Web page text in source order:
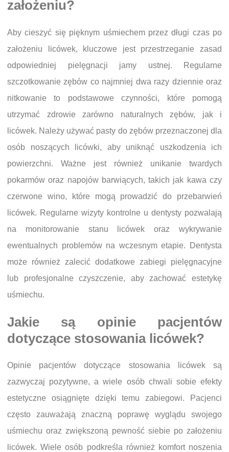
założeniu?
Aby cieszyć się pięknym uśmiechem przez długi czas po
założeniu licówek, kluczowe jest przestrzeganie zasad
odpowiedniej pielęgnacji jamy ustnej. Regularne
szczotkowanie zębów co najmniej dwa razy dziennie oraz
nitkowanie to podstawowe czynności, które pomogą
utrzymać zdrowie zarówno naturalnych zębów, jak i
licówek. Należy używać pasty do zębów przeznaczonej dla
osób noszących licówki, aby uniknąć uszkodzenia ich
powierzchni. Ważne jest również unikanie twardych
pokarmów oraz napojów barwiących, takich jak kawa czy
czerwone wino, które mogą prowadzić do przebarwień
licówek. Regularne wizyty kontrolne u dentysty pozwalają
na monitorowanie stanu licówek oraz wykrywanie
ewentualnych problemów na wczesnym etapie. Dentysta
może również zalecić dodatkowe zabiegi pielęgnacyjne
lub profesjonalne czyszczenie, aby zachować estetykę
uśmiechu.
Jakie są opinie pacjentów
dotyczące stosowania licówek?
Opinie pacjentów dotyczące stosowania licówek są
zazwyczaj pozytywne, a wiele osób chwali sobie efekty
estetyczne osiągnięte dzięki temu zabiegowi. Pacjenci
często zauważają znaczną poprawę wyglądu swojego
uśmiechu oraz zwiększoną pewność siebie po założeniu
licówek. Wiele osób podkreśla również komfort noszenia